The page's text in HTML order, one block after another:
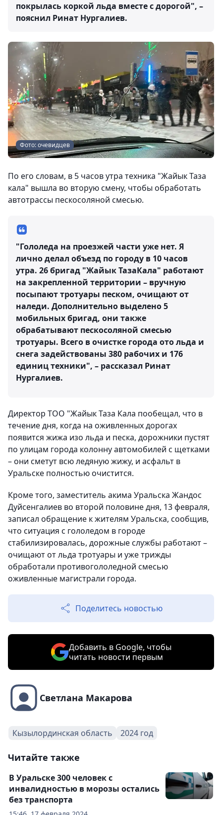
покрылась коркой льда вместе с дорогой", –
пояснил Ринат Нургалиев.
Фото: очевидцев
По его словам, в 5 часов утра техника "Жайык Таза
кала" вышла во вторую смену, чтобы обработать
автотрассы пескосоляной смесью.
"Гололеда на проезжей части уже нет. Я
лично делал объезд по городу в 10 часов
утра. 26 бригад "Жайык ТазаКала" работают
на закрепленной территории – вручную
посыпают тротуары песком, очищают от
наледи. Дополнительно выделено 5
мобильных бригад, они также
обрабатывают пескосоляной смесью
тротуары. Всего в очистке города ото льда и
снега задействованы 380 рабочих и 176
единиц техники", – рассказал Ринат
Нургалиев.
Директор ТОО "Жайык Таза Кала пообещал, что в
течение дня, когда на оживленных дорогах
появится жижа изо льда и песка, дорожники пустят
по улицам города колонну автомобилей с щетками
– они сметут всю ледяную жижу, и асфальт в
Уральске полностью очистится.
Кроме того, заместитель акима Уральска Жандос
Дуйсенгалиев во второй половине дня, 13 февраля,
записал обращение к жителям Уральска, сообщив,
что ситуация с гололедом в городе
стабилизировалась, дорожные службы работают –
очищают от льда тротуары и уже трижды
обработали противогололедной смесью
оживленные магистрали города.
Поделитесь новостью
Добавить в Google, чтобы
читать новости первым
Светлана Макарова
Кызылординская область 2024 год
Читайте также
В Уральске 300 человек с
инвалидностью в морозы остались
без транспорта